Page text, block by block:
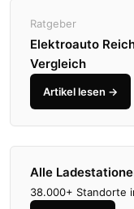
Ratgeber
Elektroauto
Vergleich
Artikel lesen →
Alle
38.000+ Standorte